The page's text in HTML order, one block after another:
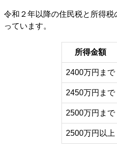
令和２年以降の住民税と所得
っています。
所得金額
2400万円まで
2450万円まで
2500万円まで
2500万円以上